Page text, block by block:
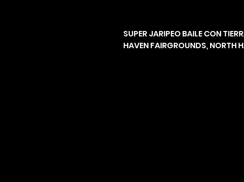
SUPER JARIPEO BAILE CON
HAVEN FAIRGROUNDS, NORTH